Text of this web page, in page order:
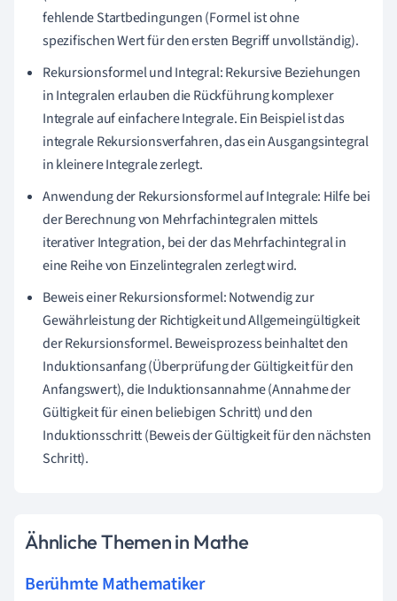
fehlende Startbedingungen (Formel ist ohne
spezifischen Wert für den ersten Begriff unvollständig).
Rekursionsformel und Integral: Rekursive Beziehungen
in Integralen erlauben die Rückführung komplexer
Integrale auf einfachere Integrale. Ein Beispiel ist das
integrale Rekursionsverfahren, das ein Ausgangsintegral
in kleinere Integrale zerlegt.
Anwendung der Rekursionsformel auf Integrale: Hilfe bei
der Berechnung von Mehrfachintegralen mittels
iterativer Integration, bei der das Mehrfachintegral in
eine Reihe von Einzelintegralen zerlegt wird.
Beweis einer Rekursionsformel: Notwendig zur
Gewährleistung der Richtigkeit und Allgemeingültigkeit
der Rekursionsformel. Beweisprozess beinhaltet den
Induktionsanfang (Überprüfung der Gültigkeit für den
Anfangswert), die Induktionsannahme (Annahme der
Gültigkeit für einen beliebigen Schritt) und den
Induktionsschritt (Beweis der Gültigkeit für den nächsten
Schritt).
Ähnliche Themen in Mathe
Berühmte Mathematiker